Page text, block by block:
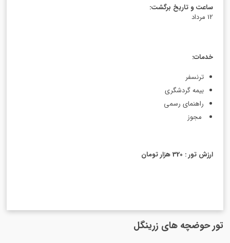
ساعت و تاریخ برگشت:
12 مرداد
خدمات:
ترنسفر
بیمه گردشگری
راهنمای رسمی
مجوز
ارزش تور : 320 هزار تومان
تور حوضچه های زرینگل